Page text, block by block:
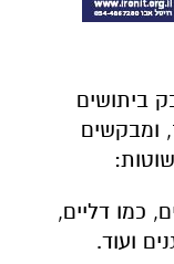
ביתושים
ומבקשים
כמו דליים,
ועוד.